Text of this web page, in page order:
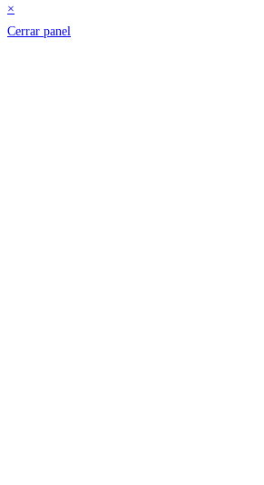
×
Cerrar panel